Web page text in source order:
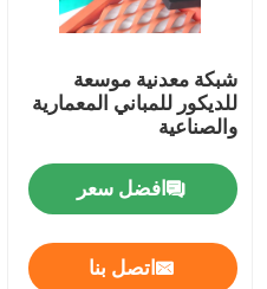
حزام النقل المعدني
مرشح شبكة الشاشة
صريف الصلب الملحوم
سلال التراب
شبكة معدنية موسعة
للديكور للمباني المعمارية
والصناعية
افضل سعر
اتصل بنا